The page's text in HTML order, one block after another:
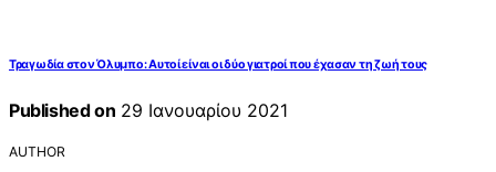
Τραγωδία στον Όλυμπο: Αυτοί είναι οι δύο γιατροί που έχασαν τη ζωή τους
Published on 29 Ιανουαρίου 2021
AUTHOR